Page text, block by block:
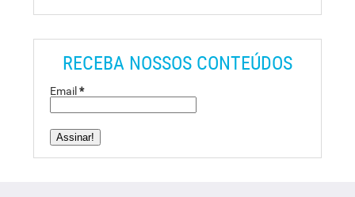
RECEBA NOSSOS CONTEÚDOS
Email*